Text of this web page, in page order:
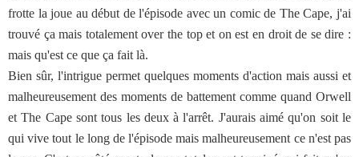
frotte la joue au début de l'épisode avec un comic de The Cape, j'ai
trouvé ça mais totalement over the top et on est en droit de se dire :
mais qu'est ce que ça fait là.
Bien sûr, l'intrigue permet quelques moments d'action mais aussi et
malheureusement des moments de battement comme quand Orwell
et The Cape sont tous les deux à l'arrêt. J'aurais aimé qu'on soit le
qui vive tout le long de l'épisode mais malheureusement ce n'est pas